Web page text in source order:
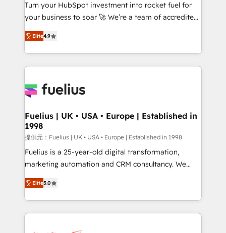
GuardHub: our AI governance framework, built on
ISO 42001 Ready for the next step? Click the 👈
'𝗖𝗼𝗻𝘁𝗮𝗰𝘁 𝗯𝘂𝘀𝗶𝗻𝗲𝘀𝘀' button to get in touch (𝘸𝘦'𝘳𝘦
𝘴𝘶𝘱𝘦𝘳 𝘳𝘦𝘴𝘱𝘰𝘯𝘴𝘪𝘷𝘦)
Turn your HubSpot investment into rocket fuel for
your business to soar 🚀 We’re a team of accredited
HubSpot experts ready to help you. We can
implement the platform into complex business
environments, optimise what you've got and make
sure you can actually use it, build your website in
for you and execute it on HubSpot. We are on the
framework, meaning we've been accredited by
HubSpot and vetted by the CCS, which means we
can support public sector companies as well the
other ones listed in our profile. Our services: -
HubSpot implementation - HubSpot CMS website
is there for you to: - Grow revenue, and run your
business more efficiently - Build stronger
Elite4.9
Fuelius | UK • USA • Europe | Established in
1998
提供元：Fuelius | UK • USA • Europe | Established in 1998
Fuelius is a 25-year-old digital transformation,
marketing automation and CRM consultancy. We
enable mid-market and enterprise clients to
maximise their return from digital and fuel their
growth. We modernise platforms, streamline
operations that are causing inefficiencies, improve
Elite5.0